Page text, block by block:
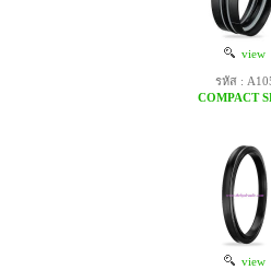
view
รหัส :
COMPACT
view